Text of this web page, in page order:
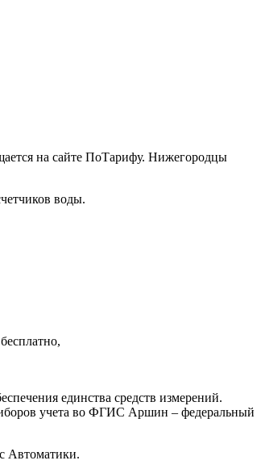
на сайте ПоТарифу. Нижегородцы
воды.
единства средств измерений.
учета во ФГИС Аршин – федеральный
Автоматики.